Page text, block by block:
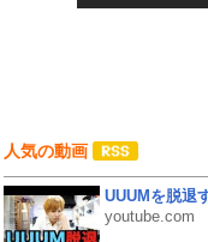
人気の動画
UUUMを脱退
youtube.com